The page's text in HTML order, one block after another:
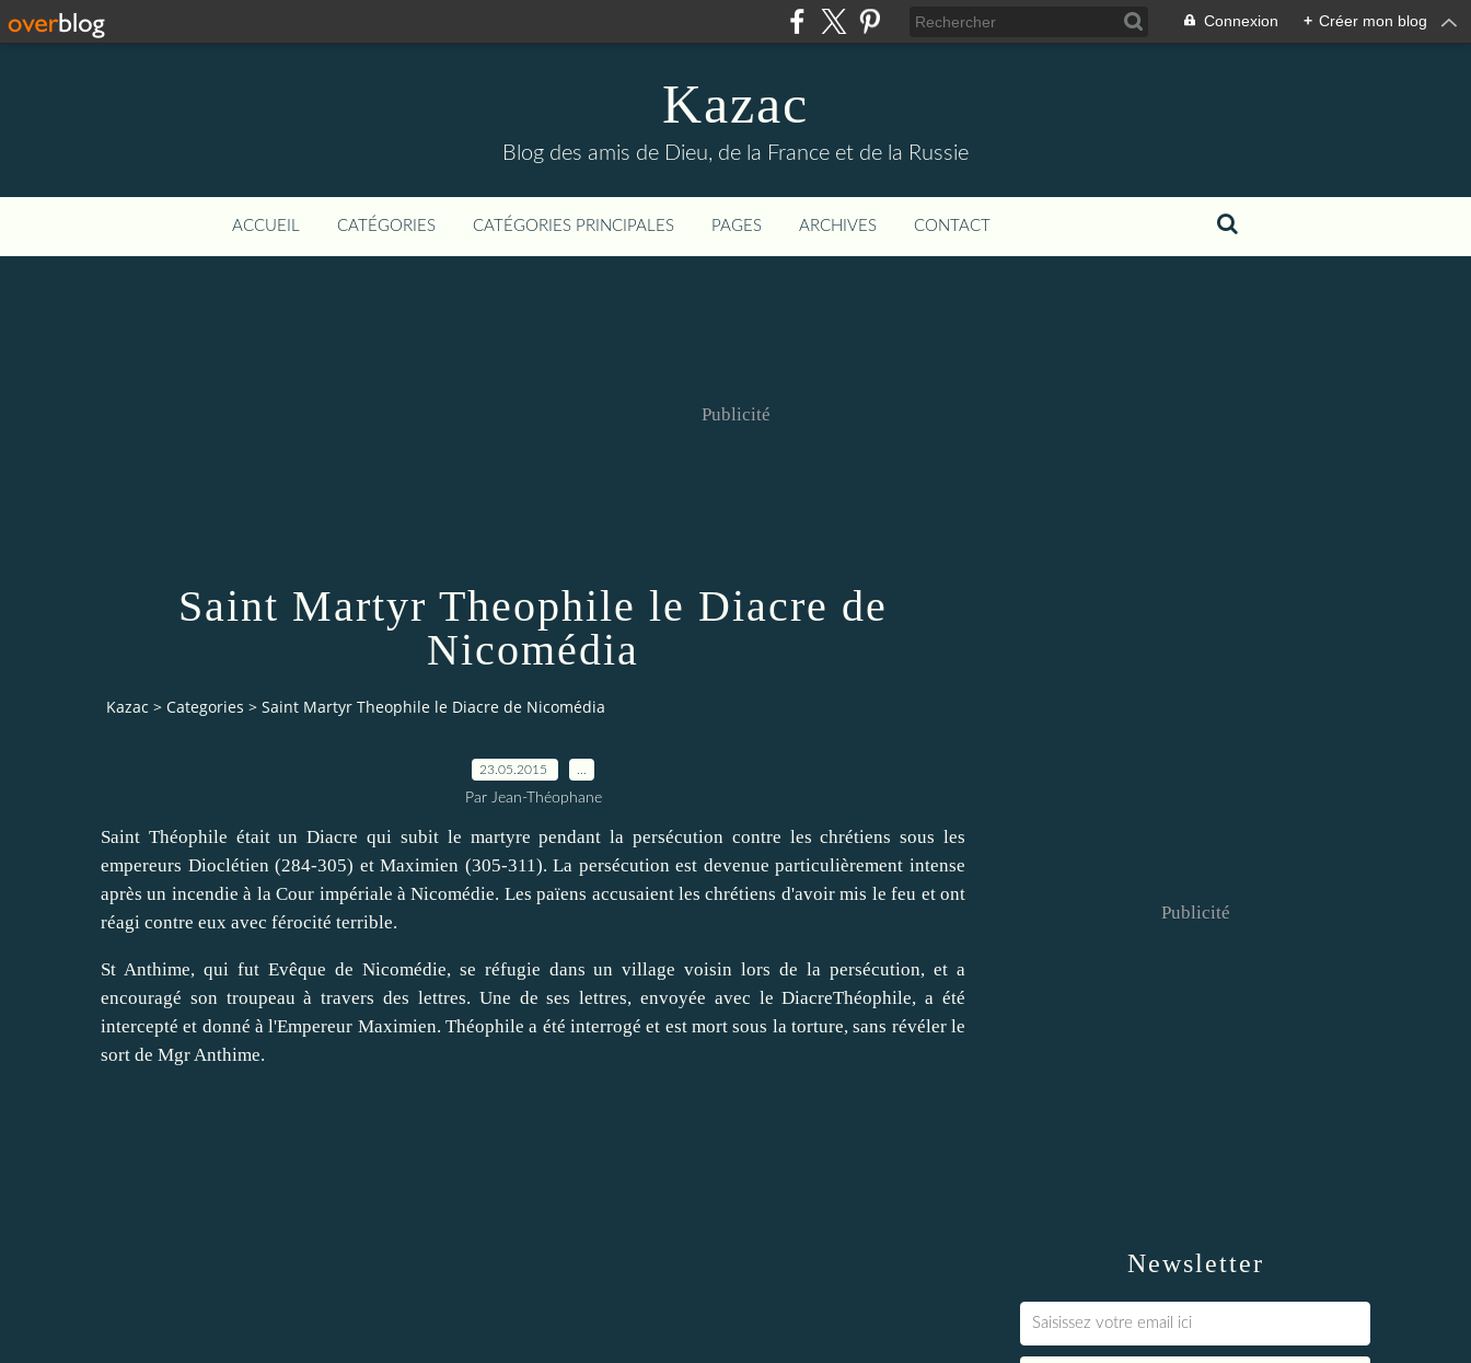
Connexion + Créer mon blog
Kazac
Blog des amis de Dieu, de la France et de la Russie
ACCUEIL CATÉGORIES CATÉGORIES PRINCIPALES PAGES ARCHIVES CONTACT
Publicité
Saint Martyr Theophile le Diacre de
Nicomédia
Kazac > Categories > Saint Martyr Theophile le Diacre de Nicomédia
23.05.2015
Par Jean-Théophane
Saint Théophile était un Diacre qui subit le martyre pendant la persécution contre les chrétiens sous les
empereurs Dioclétien (284-305) et Maximien (305-311). La persécution est devenue particulièrement intense
après un incendie à la Cour impériale à Nicomédie. Les païens accusaient les chrétiens d'avoir mis le feu et ont
réagi contre eux avec férocité terrible.
St Anthime, qui fut Evêque de Nicomédie, se réfugie dans un village voisin lors de la persécution, et a
encouragé son troupeau à travers des lettres. Une de ses lettres, envoyée avec le DiacreThéophile, a été
intercepté et donné à l'Empereur Maximien. Théophile a été interrogé et est mort sous la torture, sans révéler le
sort de Mgr Anthime.
Newsletter
Publicité